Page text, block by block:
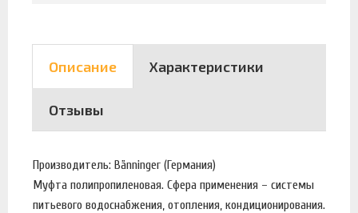
Описание Характеристики
Отзывы
Производитель: Bänninger (Германия)
Муфта полипропиленовая. Сфера применения – системы
питьевого водоснабжения, отопления, кондиционирования.